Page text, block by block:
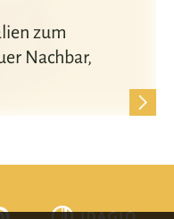
zum
Nachbar,